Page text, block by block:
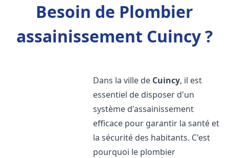
Besoin de Plombier
assainissement Cuincy ?
Dans la ville de Cuincy, il est
essentiel de disposer d'un
système d'assainissement
efficace pour garantir la santé et
la sécurité des habitants. C'est
pourquoi le plombier